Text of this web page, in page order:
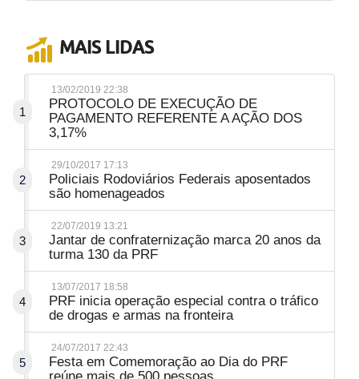
MAIS LIDAS
1
13/02/2019 22:38
PROTOCOLO DE EXECUÇÃO DE
PAGAMENTO REFERENTE A AÇÃO DOS
3,17%
2
29/10/2017 17:13
Policiais Rodoviários Federais aposentados
são homenageados
3
22/07/2019 13:21
Jantar de confraternização marca 20 anos da
turma 130 da PRF
4
13/07/2017 18:58
PRF inicia operação especial contra o tráfico
de drogas e armas na fronteira
5
24/07/2017 22:43
Festa em Comemoração ao Dia do PRF